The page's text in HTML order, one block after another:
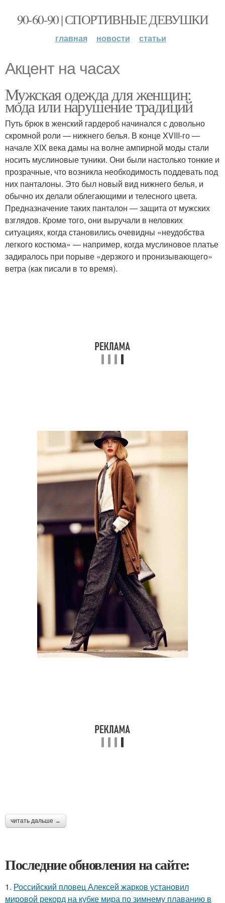
90-60-90 | СПОРТИВНЫЕ ДЕВУШКИ
главная новости статьи
Акцент на часах
Мужская одежда для женщин:
мода или нарушение традиций
Путь брюк в женский гардероб начинался с довольно
скромной роли — нижнего белья. В конце XVIII-го —
начале XIX века дамы на волне ампирной моды стали
носить муслиновые туники. Они были настолько тонкие и
прозрачные, что возникла необходимость поддевать под
них панталоны. Это был новый вид нижнего белья, и
обычно их делали облегающими и телесного цвета.
Предназначение таких панталон — защита от мужских
взглядов. Кроме того, они выручали в неловких
ситуациях, когда становились очевидны «неудобства
легкого костюма» — например, когда муслиновое платье
задиралось при порыве «дерзкого и пронизывающего»
ветра (как писали в то время).
читать дальше →
Последние обновления на сайте:
1. Российский пловец Алексей жарков установил
мировой рекорд на кубке мира по зимнему плаванию в